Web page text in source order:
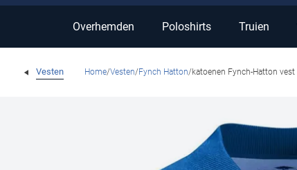
Overhemden Poloshirts Truien
Vesten Home Vesten Fynch Hatton katoenen Fynch-Hatton